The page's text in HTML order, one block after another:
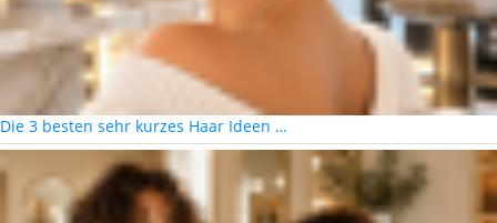
Die 3 besten sehr kurzes Haar Ideen …